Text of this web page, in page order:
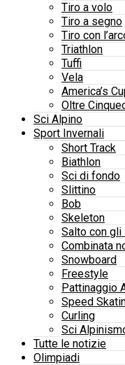
Tiro a volo
Tiro a segno
Tiro con
Triathlon
Tuffi
Vela
America’s
Oltre
Sci Alpino
Sport Invernali
Short Track
Biathlon
Sci di fondo
Slittino
Bob
Skeleton
Salto con gli
Combinata
Snowboard
Freestyle
Pattinaggio
Speed
Curling
Sci
Tutte le notizie
Olimpiadi